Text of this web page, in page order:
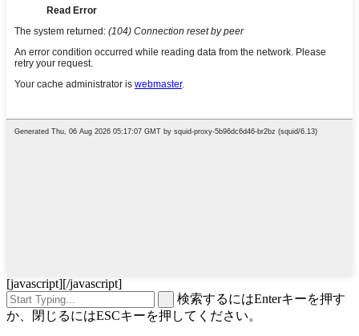
[javascript][/javascript]
検索するにはEnterキーを押す
か、閉じるにはESCキーを押してください。